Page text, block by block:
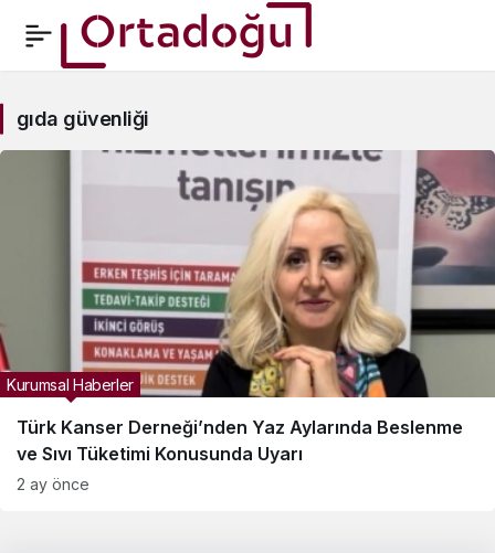
güvenliği
Haberleri
gıda güvenliği
Türk Kanser Derneği’nden Yaz Aylarında Beslenme
ve Sıvı Tüketimi Konusunda Uyarı
Kurumsal Haberler
2 ay önce